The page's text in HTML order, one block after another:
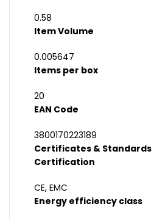
0.58
Item Volume
0.005647
Items per box
20
EAN Code
3800170223189
Certificates & Standards
Certification
CE, EMC
Energy efficiency class